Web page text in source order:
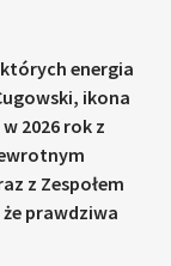
energia
ikona
2026 rok z
z Zespołem
prawdziwa